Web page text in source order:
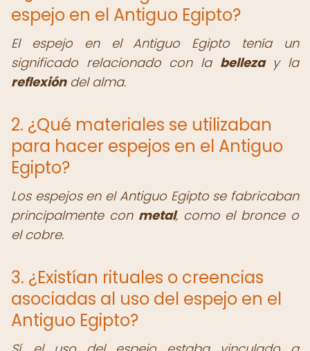
espejo en el Antiguo Egipto?
El espejo en el Antiguo Egipto tenía un
significado relacionado con la bellezay la
reflexióndel alma.
2. ¿Qué materiales se utilizaban
para hacer espejos en el Antiguo
Egipto?
Los espejos en el Antiguo Egipto se fabricaban
principalmente con metal, como el bronce o
el cobre.
3. ¿Existían rituales o creencias
asociadas al uso del espejo en el
Antiguo Egipto?